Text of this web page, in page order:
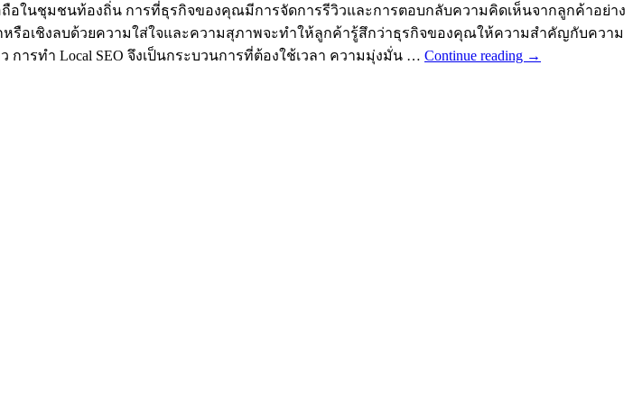
ถือในชุมชนท้องถิ่น การที่ธุรกิจของคุณมีการจัดการรีวิวและการตอบกลับความคิดเห็นจากลูกค้าอย่าง
รือเชิงลบด้วยความใส่ใจและความสุภาพจะทำให้ลูกค้ารู้สึกว่าธุรกิจของคุณให้ความสำคัญกับความ
ารทำ Local SEO จึงเป็นกระบวนการที่ต้องใช้เวลา ความมุ่งมั่น … Continue reading →